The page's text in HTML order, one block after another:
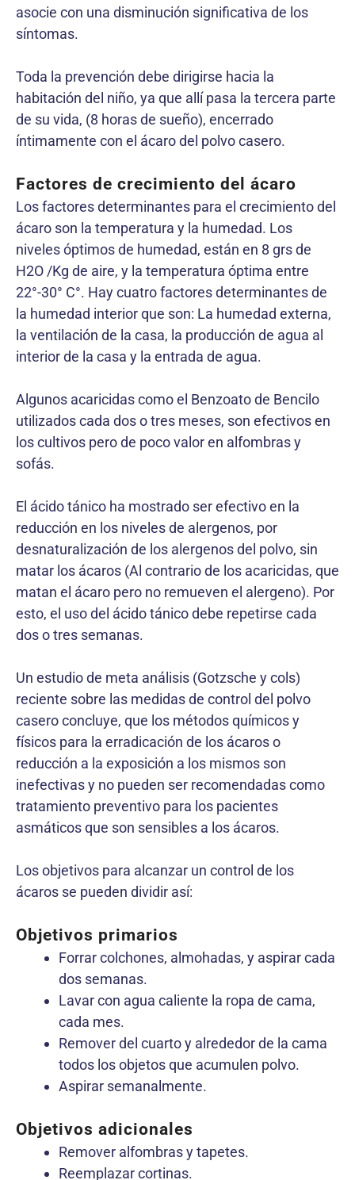
asocie con una disminución significativa de los
síntomas.
Toda la prevención debe dirigirse hacia la
habitación del niño, ya que allí pasa la tercera parte
de su vida, (8 horas de sueño), encerrado
íntimamente con el ácaro del polvo casero.
Factores de crecimiento del ácaro
Los factores determinantes para el crecimiento del
ácaro son la temperatura y la humedad. Los
niveles óptimos de humedad, están en 8 grs de
H2O /Kg de aire, y la temperatura óptima entre
22°-30° C°. Hay cuatro factores determinantes de
la humedad interior que son: La humedad externa,
la ventilación de la casa, la producción de agua al
interior de la casa y la entrada de agua.
Algunos acaricidas como el Benzoato de Bencilo
utilizados cada dos o tres meses, son efectivos en
los cultivos pero de poco valor en alfombras y
sofás.
El ácido tánico ha mostrado ser efectivo en la
reducción en los niveles de alergenos, por
desnaturalización de los alergenos del polvo, sin
matar los ácaros (Al contrario de los acaricidas, que
matan el ácaro pero no remueven el alergeno). Por
esto, el uso del ácido tánico debe repetirse cada
dos o tres semanas.
Un estudio de meta análisis (Gotzsche y cols)
reciente sobre las medidas de control del polvo
casero concluye, que los métodos químicos y
físicos para la erradicación de los ácaros o
reducción a la exposición a los mismos son
inefectivas y no pueden ser recomendadas como
tratamiento preventivo para los pacientes
asmáticos que son sensibles a los ácaros.
Los objetivos para alcanzar un control de los
ácaros se pueden dividir así:
Objetivos primarios
Forrar colchones, almohadas, y aspirar cada
dos semanas.
Lavar con agua caliente la ropa de cama,
cada mes.
Remover del cuarto y alrededor de la cama
todos los objetos que acumulen polvo.
Aspirar semanalmente.
Objetivos adicionales
Remover alfombras y tapetes.
Reemplazar cortinas.